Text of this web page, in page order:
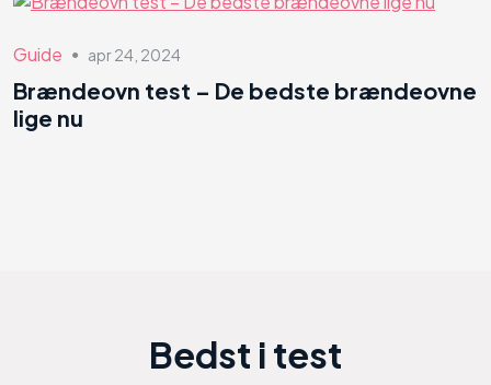
Guide ● apr 24, 2024
Brændeovn test – De bedste brændeovne
lige nu
Bedst i test